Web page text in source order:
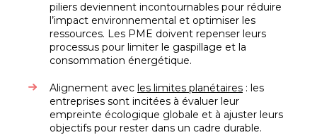
piliers deviennent incontournables pour réduire
l’impact environnemental et optimiser les
ressources. Les PME doivent repenser leurs
processus pour limiter le gaspillage et la
consommation énergétique.
Alignement avec les limites planétaires : les
entreprises sont incitées à évaluer leur
empreinte écologique globale et à ajuster leurs
objectifs pour rester dans un cadre durable.